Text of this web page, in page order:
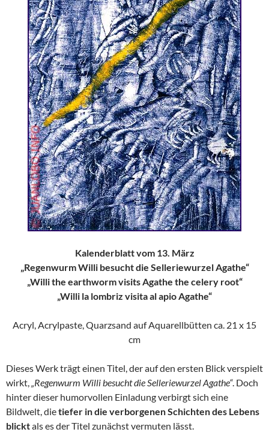
Kalenderblatt vom 13. März
„Regenwurm Willi besucht die Selleriewurzel Agathe“
„Willi the earthworm visits Agathe the celery root“
„Willi la lombriz visita al apio Agathe“
Acryl, Acrylpaste, Quarzsand auf Aquarellbütten ca. 21 x 15
cm
Dieses Werk trägt einen Titel, der auf den ersten Blick verspielt
wirkt,„Regenwurm Willi besucht die Selleriewurzel Agathe“. Doch
hinter dieser humorvollen Einladung verbirgt sich eine
Bildwelt, dietiefer in die verborgenen Schichten des Lebens
blicktals es der Titel zunächst vermuten lässt.